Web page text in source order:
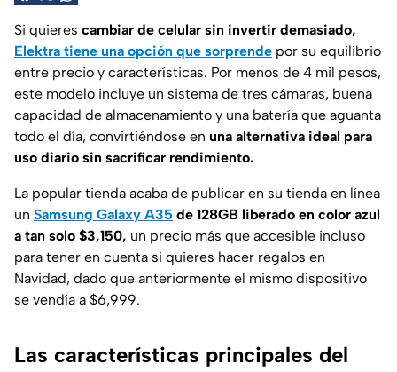
Si quieres cambiar de celular sin invertir demasiado,
Elektra tiene una opción que sorprende por su equilibrio
entre precio y características. Por menos de 4 mil pesos,
este modelo incluye un sistema de tres cámaras, buena
capacidad de almacenamiento y una batería que aguanta
todo el día, convirtiéndose en una alternativa ideal para
uso diario sin sacrificar rendimiento.
La popular tienda acaba de publicar en su tienda en línea
un Samsung Galaxy A35 de 128GB liberado en color azul
a tan solo $3,150, un precio más que accesible incluso
para tener en cuenta si quieres hacer regalos en
Navidad, dado que anteriormente el mismo dispositivo
se vendía a $6,999.
Las características principales del